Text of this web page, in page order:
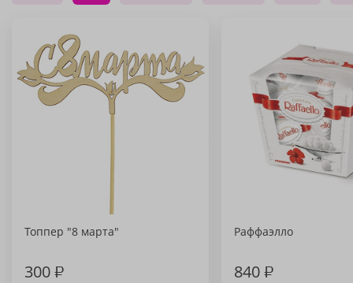
Топпер "8 марта"
300₽
Раффаэлло
840₽